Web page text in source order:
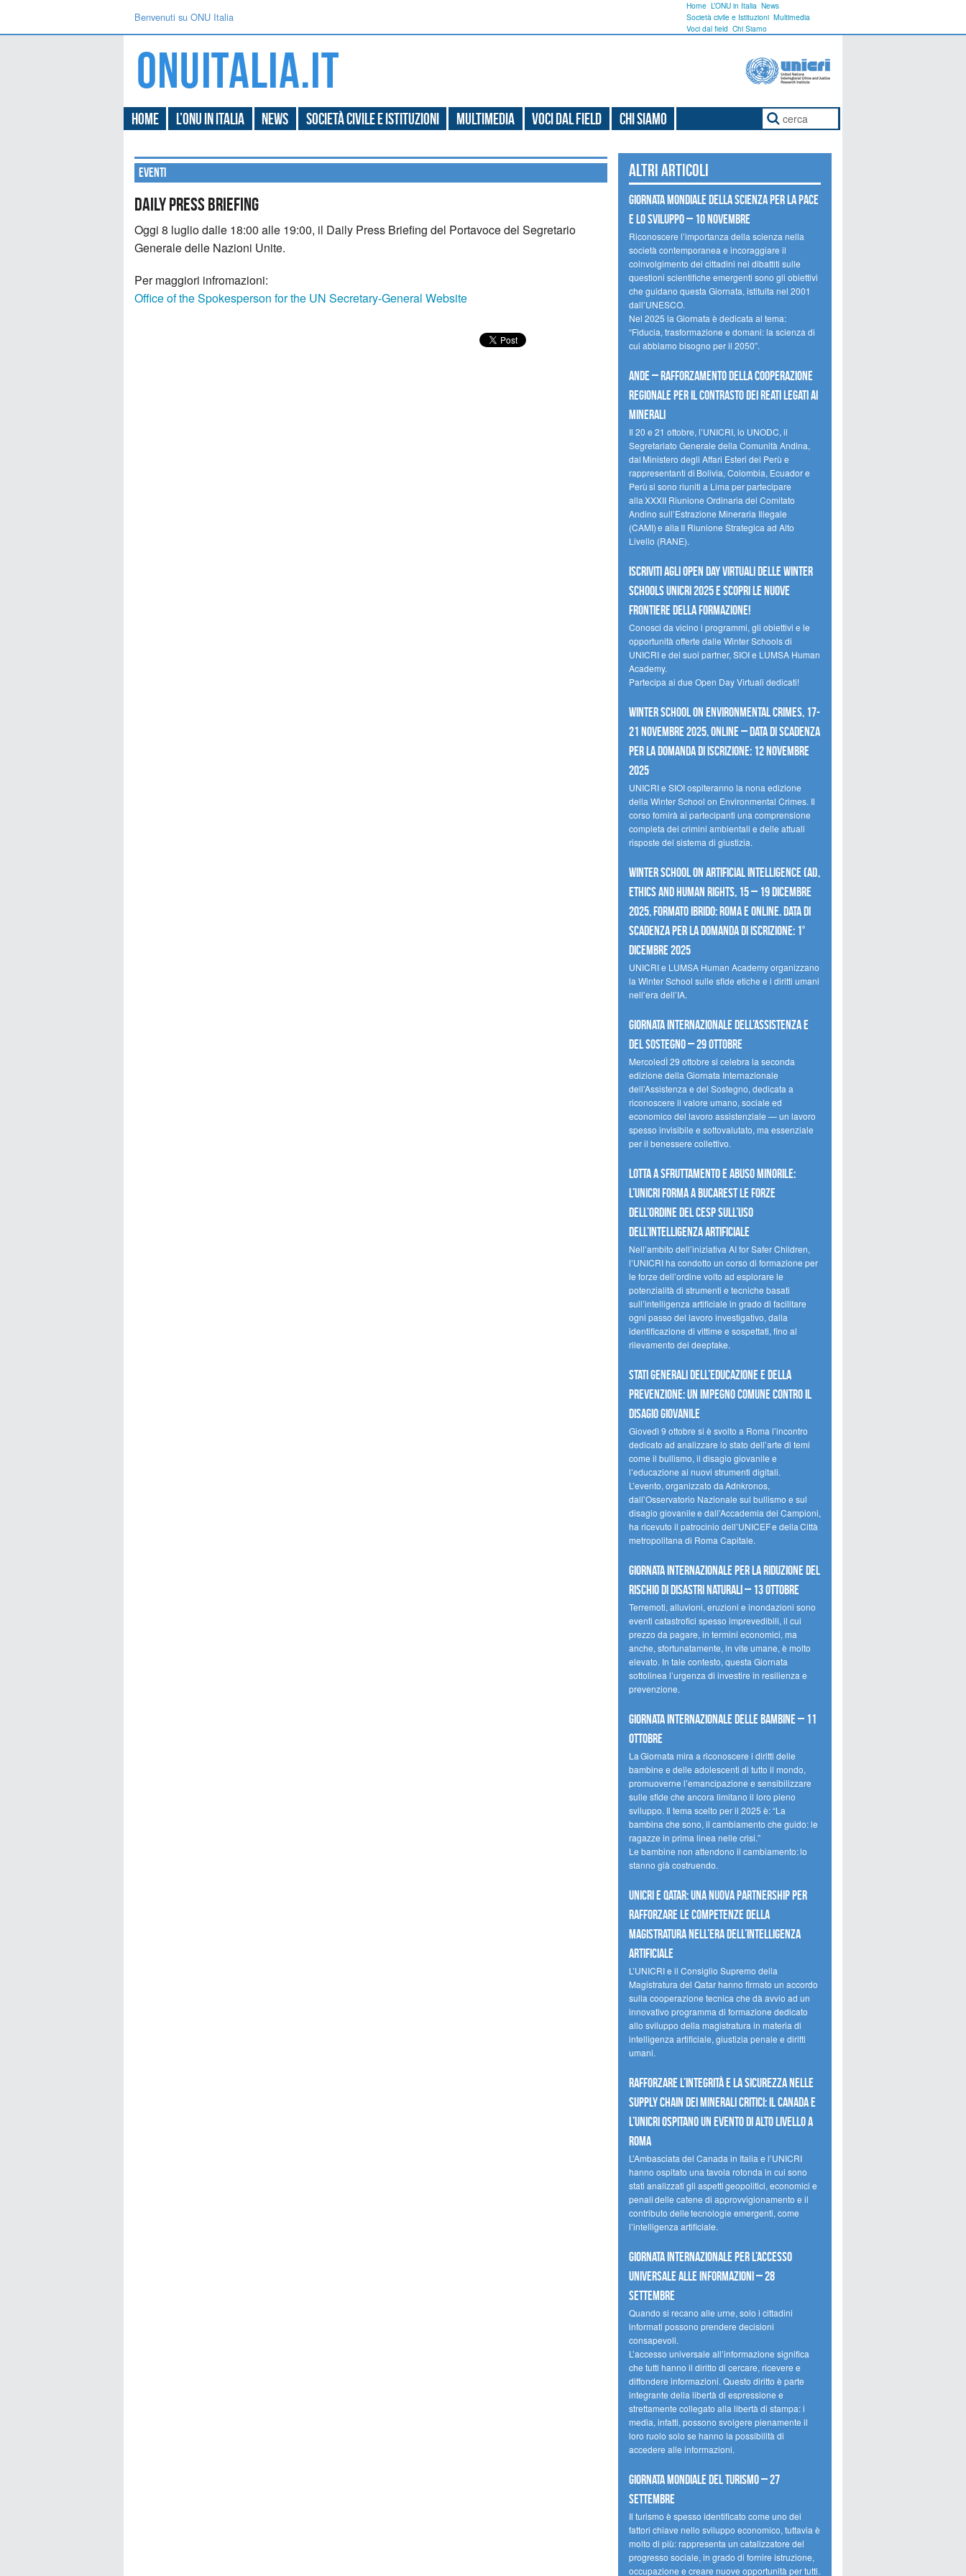
Benvenuti su ONU Italia
Home L’ONU in Italia News
Società civile e Istituzioni Multimedia
Voci dal field Chi Siamo
Home L’ONU in Italia News Società civile e Istituzioni Multimedia Voci dal field Chi Siamo
Eventi
Daily Press Briefing
Oggi 8 luglio dalle 18:00 alle 19:00, il Daily Press Briefing del Portavoce del Segretario
Generale delle Nazioni Unite.
Per maggiori infromazioni:
Office of the Spokesperson for the UN Secretary-General Website
Altri articoli
Giornata mondiale della scienza per la pace
e lo sviluppo – 10 novembre
Riconoscere l’importanza della scienza nella
società contemporanea e incoraggiare il
coinvolgimento dei cittadini nei dibattiti sulle
questioni scientifiche emergenti sono gli obiettivi
che guidano questa Giornata, istituita nel 2001
dall’UNESCO.
Nel 2025 la Giornata è dedicata al tema:
“Fiducia, trasformazione e domani: la scienza di
cui abbiamo bisogno per il 2050”.
Ande – Rafforzamento della cooperazione
regionale per il contrasto dei reati legati ai
minerali
Il 20 e 21 ottobre, l’UNICRI, lo UNODC, il
Segretariato Generale della Comunità Andina,
dal Ministero degli Affari Esteri del Perù e
rappresentanti di Bolivia, Colombia, Ecuador e
Perù si sono riuniti a Lima per partecipare
alla XXXII Riunione Ordinaria del Comitato
Andino sull’Estrazione Mineraria Illegale
(CAMI) e alla II Riunione Strategica ad Alto
Livello (RANE).
Iscriviti agli Open Day Virtuali delle Winter
Schools UNICRI 2025 e scopri le nuove
frontiere della formazione!
Conosci da vicino i programmi, gli obiettivi e le
opportunità offerte dalle Winter Schools di
UNICRI e dei suoi partner, SIOI e LUMSA Human
Academy.
Partecipa ai due Open Day Virtuali dedicati!
Winter School on Environmental Crimes, 17-
21 novembre 2025, Online – Data di scadenza
per la domanda di iscrizione: 12 novembre
2025
UNICRI e SIOI ospiteranno la nona edizione
della Winter School on Environmental Crimes. Il
corso fornirà ai partecipanti una comprensione
completa dei crimini ambientali e delle attuali
risposte del sistema di giustizia.
Winter School on Artificial Intelligence (AI),
Ethics and Human Rights, 15 – 19 dicembre
2025, Formato Ibrido: Roma e online. Data di
scadenza per la domanda di iscrizione: 1°
dicembre 2025
UNICRI e LUMSA Human Academy organizzano
la Winter School sulle sfide etiche e i diritti umani
nell’era dell’IA.
Giornata internazionale dell’assistenza e
del sostegno – 29 ottobre
MercoledÌ 29 ottobre si celebra la seconda
edizione della Giornata Internazionale
dell’Assistenza e del Sostegno, dedicata a
riconoscere il valore umano, sociale ed
economico del lavoro assistenziale — un lavoro
spesso invisibile e sottovalutato, ma essenziale
per il benessere collettivo.
Lotta a sfruttamento e abuso minorile:
l’UNICRI forma a Bucarest le forze
dell’ordine del CESP sull’uso
dell’Intelligenza Artificiale
Nell’ambito dell’iniziativa AI for Safer Children,
l’UNICRI ha condotto un corso di formazione per
le forze dell’ordine volto ad esplorare le
potenzialità di strumenti e tecniche basati
sull’intelligenza artificiale in grado di facilitare
ogni passo del lavoro investigativo, dalla
identificazione di vittime e sospettati, fino al
rilevamento dei deepfake.
Stati Generali dell’Educazione e della
Prevenzione: un impegno comune contro il
disagio giovanile
Giovedì 9 ottobre si è svolto a Roma l’incontro
dedicato ad analizzare lo stato dell’arte di temi
come il bullismo, il disagio giovanile e
l’educazione ai nuovi strumenti digitali.
L’evento, organizzato da Adnkronos,
dall’Osservatorio Nazionale sul bullismo e sul
disagio giovanile e dall’Accademia dei Campioni,
ha ricevuto il patrocinio dell’UNICEF e della Città
metropolitana di Roma Capitale.
Giornata internazionale per la riduzione del
rischio di disastri naturali – 13 ottobre
Terremoti, alluvioni, eruzioni e inondazioni sono
eventi catastrofici spesso imprevedibili, il cui
prezzo da pagare, in termini economici, ma
anche, sfortunatamente, in vite umane, è molto
elevato. In tale contesto, questa Giornata
sottolinea l’urgenza di investire in resilienza e
prevenzione.
Giornata internazionale delle bambine – 11
ottobre
La Giornata mira a riconoscere i diritti delle
bambine e delle adolescenti di tutto il mondo,
promuoverne l’emancipazione e sensibilizzare
sulle sfide che ancora limitano il loro pieno
sviluppo. Il tema scelto per il 2025 è: “La
bambina che sono, il cambiamento che guido: le
ragazze in prima linea nelle crisi.”
Le bambine non attendono il cambiamento: lo
stanno già costruendo.
UNICRI e Qatar: una nuova partnership per
rafforzare le competenze della
magistratura nell’era dell’intelligenza
artificiale
L’UNICRI e il Consiglio Supremo della
Magistratura del Qatar hanno firmato un accordo
sulla cooperazione tecnica che dà avvio ad un
innovativo programma di formazione dedicato
allo sviluppo della magistratura in materia di
intelligenza artificiale, giustizia penale e diritti
umani.
Rafforzare l’integrità e la sicurezza nelle
supply chain dei minerali critici: il Canada e
l’UNICRI ospitano un evento di alto livello a
Roma
L’Ambasciata del Canada in Italia e l’UNICRI
hanno ospitato una tavola rotonda in cui sono
stati analizzati gli aspetti geopolitici, economici e
penali delle catene di approvvigionamento e il
contributo delle tecnologie emergenti, come
l’intelligenza artificiale.
Giornata internazionale per l’accesso
universale alle informazioni – 28
settembre
Quando si recano alle urne, solo i cittadini
informati possono prendere decisioni
consapevoli.
L’accesso universale all’informazione significa
che tutti hanno il diritto di cercare, ricevere e
diffondere informazioni. Questo diritto è parte
integrante della libertà di espressione e
strettamente collegato alla libertà di stampa: i
media, infatti, possono svolgere pienamente il
loro ruolo solo se hanno la possibilità di
accedere alle informazioni.
Giornata mondiale del turismo – 27
settembre
Il turismo è spesso identificato come uno dei
fattori chiave nello sviluppo economico, tuttavia è
molto di più: rappresenta un catalizzatore del
progresso sociale, in grado di fornire istruzione,
occupazione e creare nuove opportunità per tutti.